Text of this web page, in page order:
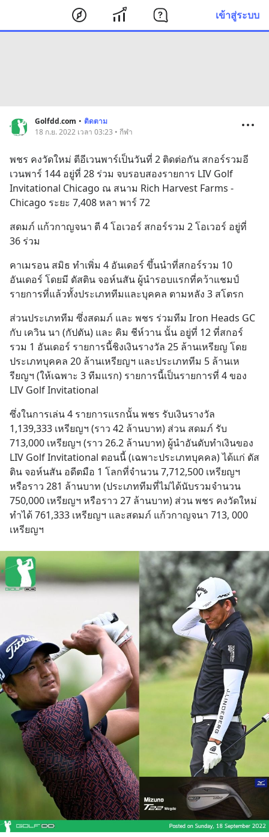
เข้าสู่ระบบ
Golfdd.com • ติดตาม
18 ก.ย. 2022 เวลา 03:23 • กีฬา
พชร คงวัดใหม่ ตีอีเวนพาร์เป็นวันที่ 2 ติดต่อกัน สกอร์รวมอี
เวนพาร์ 144 อยู่ที่ 28 ร่วม จบรอบสองรายการ LIV Golf
Invitational Chicago ณ สนาม Rich Harvest Farms -
Chicago ระยะ 7,408 หลา พาร์ 72
สดมภ์ แก้วกาญจนา ตี 4 โอเวอร์ สกอร์รวม 2 โอเวอร์ อยู่ที่
36 ร่วม
คาเมรอน สมิธ ทำเพิ่ม 4 อันเดอร์ ขึ้นนำที่สกอร์รวม 10
อันเดอร์ โดยมี ดัสติน จอห์นสัน ผู้นำรอบแรกที่คว้าแชมป์
รายการที่แล้วทั้งประเภททีมและบุคคล ตามหลัง 3 สโตรก
ส่วนประเภททีม ซึ่งสดมภ์ และ พชร ร่วมทีม Iron Heads GC
กับ เควิน นา (กัปตัน) และ คิม ชีห์วาน นั้น อยู่ที่ 12 ที่สกอร์
รวม 1 อันเดอร์ รายการนี้ชิงเงินรางวัล 25 ล้านเหรียญ โดย
ประเภทบุคคล 20 ล้านเหรียญฯ และประเภททีม 5 ล้านเห
รียญฯ (ให้เฉพาะ 3 ทีมแรก) รายการนี้เป็นรายการที่ 4 ของ
LIV Golf Invitational
ซึ่งในการเล่น 4 รายการแรกนั้น พชร รับเงินรางวัล
1,139,333 เหรียญฯ (ราว 42 ล้านบาท) ส่วน สดมภ์ รับ
713,000 เหรียญฯ (ราว 26.2 ล้านบาท) ผู้นำอันดับทำเงินของ
LIV Golf Invitational ตอนนี้ (เฉพาะประเภทบุคคล) ได้แก่ ดัส
ติน จอห์นสัน อดีตมือ 1 โลกที่จำนวน 7,712,500 เหรียญฯ
หรือราว 281 ล้านบาท (ประเภททีมที่ไม่ได้นับรวมจำนวน
750,000 เหรียญฯ หรือราว 27 ล้านบาท) ส่วน พชร คงวัดใหม่
ทำได้ 761,333 เหรียญฯ และสดมภ์ แก้วกาญจนา 713, 000
เหรียญฯ